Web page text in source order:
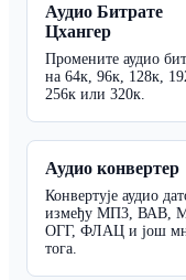
Аудио Битрате
Цхангер
Промените аудио
на 64к, 96к, 128к,
256к или 320к.
Аудио конвертер
Конвертује аудио
између МП3, ВАВ,
ОГГ, ФЛАЦ и још
тога.